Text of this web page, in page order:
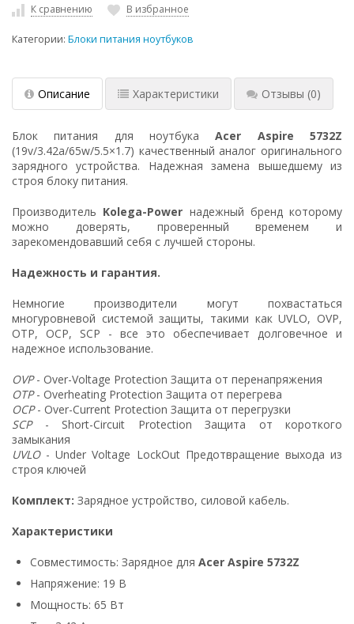
К сравнению В избранное
Категории: Блоки питания ноутбуков
Описание Характеристики Отзывы (0)
Блок питания для ноутбукаAcer Aspire 5732Z
(19v/3.42a/65w/5.5×1.7) качественный аналог оригинального
зарядного устройства. Надежная замена вышедшему из
строя блоку питания.
Производитель Kolega-Power надежный бренд которому
можно доверять, проверенный временем и
зарекомендовавший себя с лучшей стороны.
Надежность и гарантия.
Немногие производители могут похвастаться
многуровневой системой защиты, такими как UVLO, OVP,
OTP, OCP, SCP - все это обеспечивает долговечное и
надежное использование.
OVP- Over-Voltage Protection Защита от перенапряжения
OTP- Overheating Protection Защита от перегрева
OCP- Over-Current Protection Защита от перегрузки
SCP- Short-Circuit Protection Защита от короткого
замыкания
UVLO- Under Voltage LockOut Предотвращение выхода из
строя ключей
Комплект: Зарядное устройство, силовой кабель.
Характеристики
Совместимость: Зарядное для Acer Aspire 5732Z
Напряжение: 19 В
Мощность: 65 Вт